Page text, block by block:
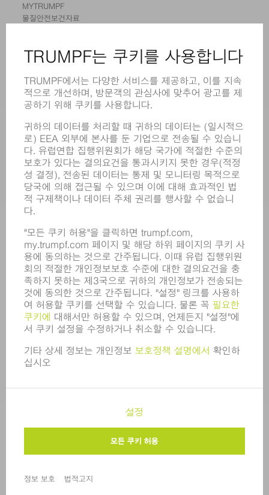
MYTRUMPF
물질안전보건자료
레이저
전동 툴
SMART FACTORY
소프트웨어
어플리케이션
부문
기업
경력
모집
기업 프로필
이사회
영업 보고서
규정 준수
내부고발자 시스템
보안
보도 자료
매거진
지속가능성
환경 & 기후
사회 & 기업
기업 경영
간행정보 정보 보호
COPYRIGHT 및 상표
한국트럼프 판매 표준 이용 약관